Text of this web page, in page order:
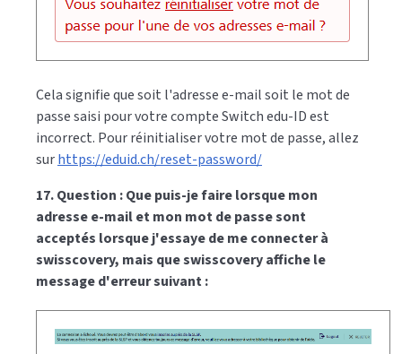
Cela signifie que soit l'adresse e-mail soit le mot de
passe saisi pour votre compte Switch edu-ID est
incorrect. Pour réinitialiser votre mot de passe, allez
surhttps://eduid.ch/reset-password/
17. Question : Que puis-je faire lorsque mon
adresse e-mail et mon mot de passe sont
acceptés lorsque j'essaye de me connecter à
swisscovery, mais que swisscovery affiche le
message d'erreur suivant :